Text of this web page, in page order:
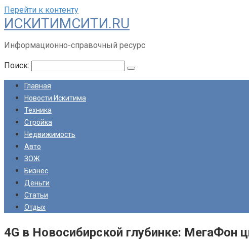
Перейти к контенту
ИСКИТИМСИТИ.RU
Информационно-справочный ресурс
Поиск:
Главная
Новости Искитима
Техника
Стройка
Недвижимость
Авто
ЗОЖ
Бизнес
Деньги
Статьи
Отдых
4G в Новосибирской глубинке: МегаФон